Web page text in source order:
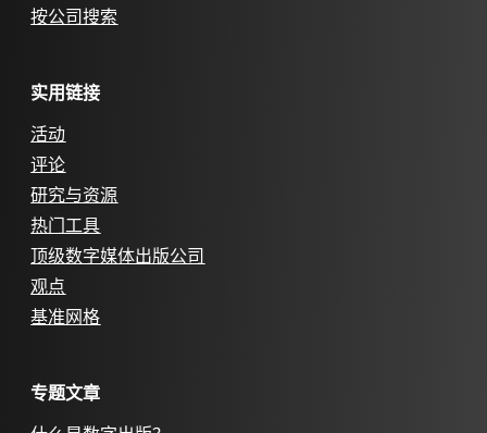
按公司搜索
实用链接
活动
评论
研究与资源
热门工具
顶级数字媒体出版公司
观点
基准网格
专题文章